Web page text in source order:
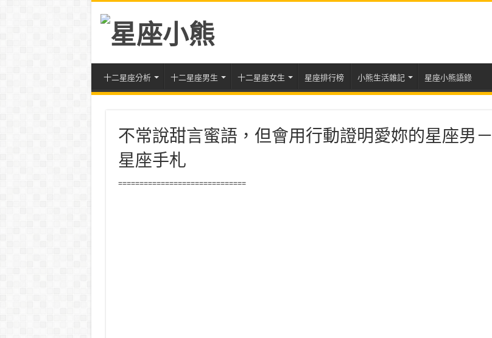
十二星座分析 十二星座男生 十二星座女生 星座排行榜 小熊生活雜記 星座小熊語錄
不常說甜言蜜語，但會用行動證明愛妳的星座男－
星座手札
==============================